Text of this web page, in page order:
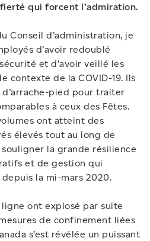
qui forcent l’admiration.
Conseil d’administration, je
d’avoir redoublé
et d’avoir veillé les
contexte de la COVID-19. Ils
pied pour traiter
à ceux des Fêtes.
ont atteint des
élevés tout au long de
souligner la grande résilience
et de gestion qui
la mi-mars 2020.
ont explosé par suite
de confinement liées
s’est révélée un puissant